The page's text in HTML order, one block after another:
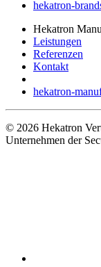
hekatron-
Hekatron
Leistungen
Referenzen
Kontakt
hekatron-
© 2026 Hekatron
Unternehmen der